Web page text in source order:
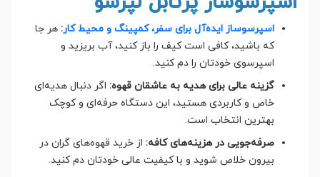
اسپرسوساز ایده‌آل برای سفر، کمپینگ و محیط کار: هر جا
که باشید، کافی است کیف را باز کنید، آب بریزید و
اسپرسوی خودتان را دم کنید.
گزینه عالی برای هدیه به عاشقان قهوه: اگر دنبال هدیه‌ای
خاص و کاربردی هستید، این دستگاه حرفه‌ای و کوچک
بهترین انتخاب است.
صرفه‌جویی در هزینه‌های کافه: از خرید قهوه‌های گران در
بیرون خلاص شوید و با کیفیت عالی خودتان دم کنید.